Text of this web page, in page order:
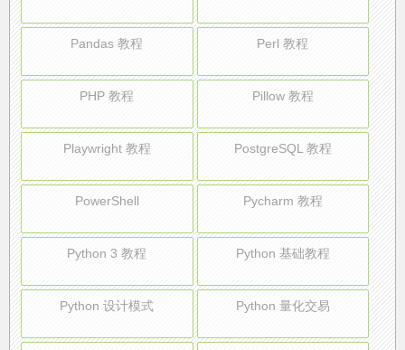
Pandas 教程 Perl 教程
PHP 教程 Pillow 教程
Playwright 教程 PostgreSQL 教程
PowerShell Pycharm 教程
Python 3 教程 Python 基础教程
Python 设计模式 Python 量化交易